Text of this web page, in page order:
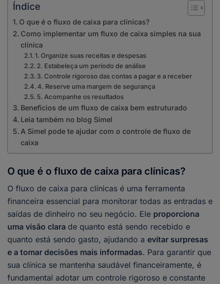
Índice
O que é o fluxo de caixa para clínicas?
Como implementar um fluxo de caixa simples na sua
clínica
1. Organize suas receitas e despesas
2. Estabeleça um período de análise
3. Controle rigoroso das contas a pagar e a receber
4. Reserve uma margem de segurança
5. Acompanhe os resultados
Benefícios de um fluxo de caixa bem estruturado
Leia também no blog Simel
A Simel pode te ajudar com o controle de fluxo de
caixa
O que é o fluxo de caixa para clínicas?
O fluxo de caixa para clínicas é uma ferramenta
financeira essencial para monitorar todas as entradas e
saídas de dinheiro no seu negócio. Ele proporciona
uma visão clara de quanto está sendo recebido e
quanto está sendo gasto, ajudando a evitar surpresas
e a tomar decisões mais informadas. Para garantir que
sua clínica se mantenha saudável financeiramente, é
fundamental adotar um controle rigoroso e constante